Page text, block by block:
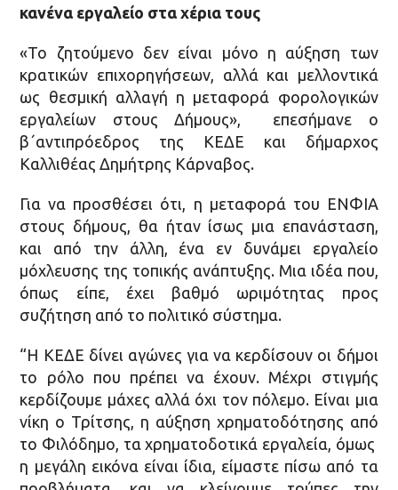
κανένα εργαλείο στα χέρια τους
«Το ζητούμενο δεν είναι μόνο η αύξηση των
κρατικών επιχορηγήσεων, αλλά και μελλοντικά
ως θεσμική αλλαγή η μεταφορά φορολογικών
εργαλείων στους Δήμους», επεσήμανε ο
β΄αντιπρόεδρος της ΚΕΔΕ και δήμαρχος
Καλλιθέας Δημήτρης Κάρναβος.
Για να προσθέσει ότι, η μεταφορά του ΕΝΦΙΑ
στους δήμους, θα ήταν ίσως μια επανάσταση,
και από την άλλη, ένα εν δυνάμει εργαλείο
μόχλευσης της τοπικής ανάπτυξης. Μια ιδέα που,
όπως είπε, έχει βαθμό ωριμότητας προς
συζήτηση από το πολιτικό σύστημα.
“Η ΚΕΔΕ δίνει αγώνες για να κερδίσουν οι δήμοι
το ρόλο που πρέπει να έχουν. Μέχρι στιγμής
κερδίζουμε μάχες αλλά όχι τον πόλεμο. Είναι μια
νίκη ο Τρίτσης, η αύξηση χρηματοδότησης από
το Φιλόδημο, τα χρηματοδοτικά εργαλεία, όμως
η μεγάλη εικόνα είναι ίδια, είμαστε πίσω από τα